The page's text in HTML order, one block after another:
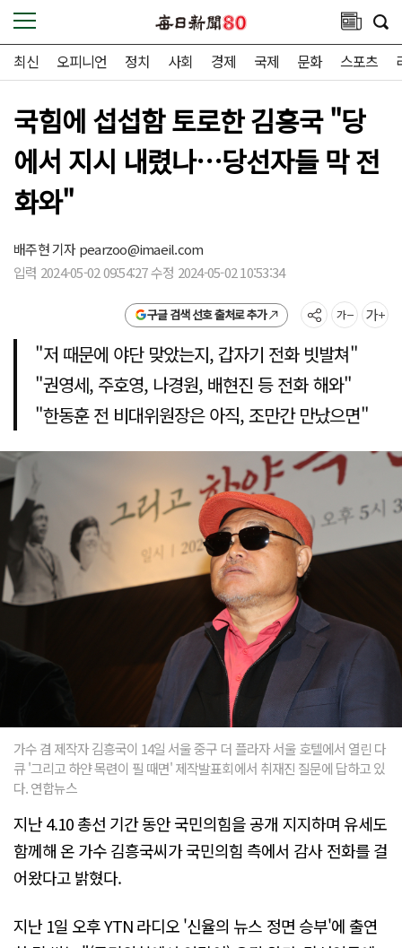
최신 오피니언 정치 사회 경제 국제 문화 스포츠
국힘에 섭섭함 토로한 김흥국 "당
에서 지시 내렸나…당선자들 막 전
화와"
배주현 기자pearzoo@imaeil.com
입력 2024-05-02 09:54:27 수정 2024-05-02 10:53:34
구글 검색 선호 출처로 추가
"저 때문에 야단 맞았는지, 갑자기 전화 빗발쳐"
"권영세, 주호영, 나경원, 배현진 등 전화 해와"
"한동훈 전 비대위원장은 아직, 조만간 만났으면"
가수 겸 제작자 김흥국이 14일 서울 중구 더 플라자 서울 호텔에서 열린 다
큐 '그리고 하얀 목련이 필 때면' 제작발표회에서 취재진 질문에 답하고 있
다. 연합뉴스
지난 4.10 총선 기간 동안 국민의힘을 공개 지지하며 유세도
함께해 온 가수 김흥국씨가 국민의힘 측에서 감사 전화를 걸
어왔다고 밝혔다.
지난 1일 오후 YTN 라디오 '신율의 뉴스 정면 승부'에 출연